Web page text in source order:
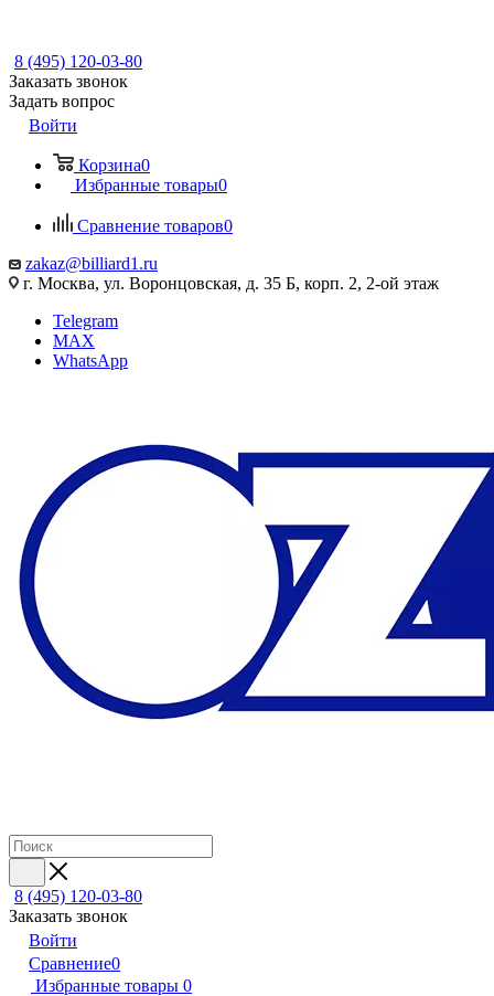
8 (495) 120-03-80
Заказать звонок
Задать вопрос
Войти
Корзина0
Избранные товары0
Сравнение товаров0
zakaz@billiard1.ru
г. Москва, ул. Воронцовская, д. 35 Б, корп. 2, 2-ой этаж
Telegram
MAX
WhatsApp
8 (495) 120-03-80
Заказать звонок
Войти
Сравнение0
Избранные товары 0